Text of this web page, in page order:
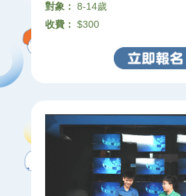
對象： 8-14歲
收費： $300